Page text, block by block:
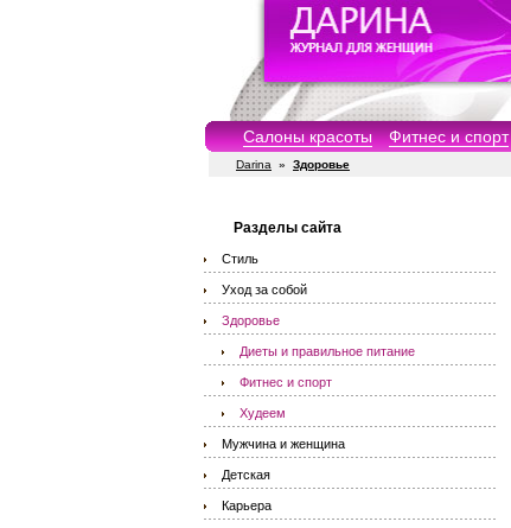
Салоны красоты Фитнес и спорт
Darina » Здоровье
Разделы сайта
Стиль
Уход за собой
Здоровье
Диеты и правильное питание
Фитнес и спорт
Худеем
Мужчина и женщина
Детская
Карьера